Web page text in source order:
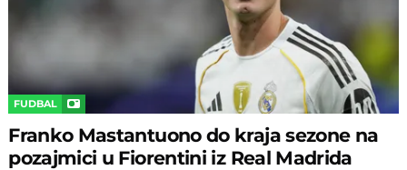
FUDBAL
Franko Mastantuono do kraja sezone na
pozajmici u Fiorentini iz Real Madrida